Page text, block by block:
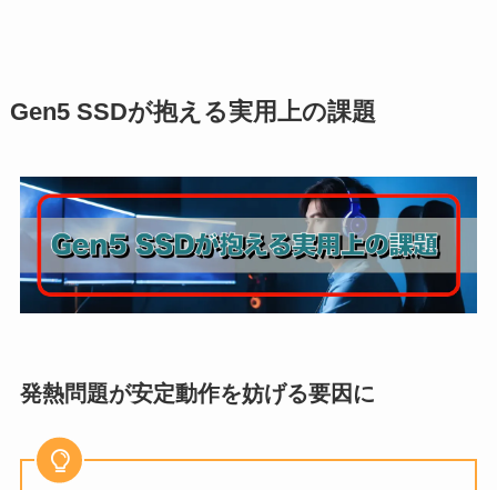
Gen5 SSDが抱える実用上の課題
発熱問題が安定動作を妨げる要因に